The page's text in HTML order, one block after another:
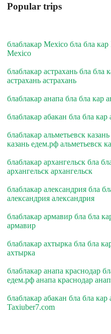
Popular trips
блаблакар Mexico бла бла
Mexico
блаблакар астрахань бла бла
астрахань астрахань
блаблакар анапа бла бла кар
блаблакар абакан бла бла
блаблакар альметьевск
казань едем.рф альметьевск
блаблакар архангельск бла
архангельск архангельск
блаблакар александрия бла
александрия александрия
блаблакар армавир бла бла
армавир
блаблакар ахтырка бла бла
ахтырка
блаблакар анапа краснодар
едем.рф анапа краснодар
блаблакар абакан бла бла
Taxiuber7.com